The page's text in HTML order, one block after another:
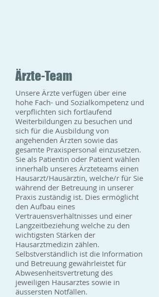
Ärzte-Team
Unsere Ärzte verfügen über eine
hohe Fach- und Sozialkompetenz und
verpflichten sich fortlaufend
Weiterbildungen zu besuchen und
sich für die Ausbildung von
angehenden Ärzten sowie das
gesamte Praxispersonal einzusetzen.
Sie als Patientin oder Patient wählen
innerhalb unseres Ärzteteams einen
Hausarzt/Hausärztin, welche/r für Sie
während der Betreuung in unserer
Praxis zuständig ist. Dies ermöglicht
den Aufbau eines
Vertrauensverhältnisses und einer
Langzeitbeziehung welche zu den
wichtigsten Stärken der
Hausarztmedizin zählen.
Selbstverständlich ist die Information
und Betreuung gewährleistet für
Abwesenheitsvertretung des
jeweiligen Hausarztes sowie in
äussersten Notfällen.